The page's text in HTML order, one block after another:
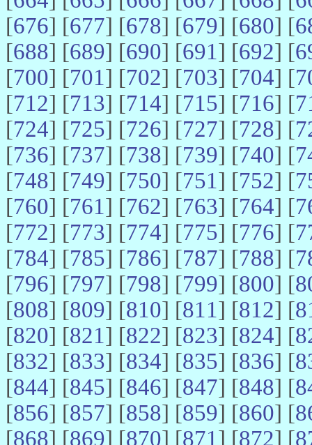
[676] [677] [678] [679] [680] [
[688] [689] [690] [691] [692] [
[700] [701] [702] [703] [704] [
[712] [713] [714] [715] [716] [
[724] [725] [726] [727] [728] [
[736] [737] [738] [739] [740] [
[748] [749] [750] [751] [752] [
[760] [761] [762] [763] [764] [
[772] [773] [774] [775] [776] [
[784] [785] [786] [787] [788] [
[796] [797] [798] [799] [800] [
[808] [809] [810] [811] [812] [
[820] [821] [822] [823] [824] [
[832] [833] [834] [835] [836] [
[844] [845] [846] [847] [848] [
[856] [857] [858] [859] [860] [
[868] [869] [870] [871] [872] [